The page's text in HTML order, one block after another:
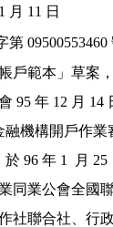
月 11 日
第 09500553460
戶範本」草案
95 年 12 月 14
金融機構開戶
，於 96 年 1  月
同業公會全國
社聯合社、行